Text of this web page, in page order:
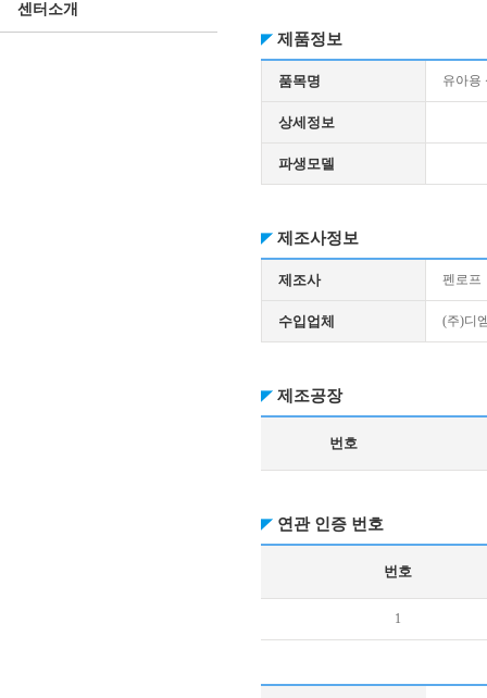
센터소개
제품정보
품목명 유아용
상세정보
파생모델
제조사정보
제조사 펜로프
수입업체 (주)디
제조공장
번호
연관 인증 번호
번호
1